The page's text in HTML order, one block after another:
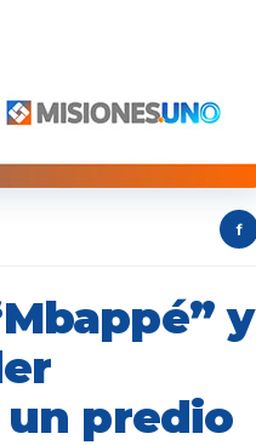
f
y
predio